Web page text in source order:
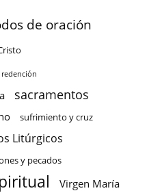
de oración
redención
sacramentos
sufrimiento y cruz
Litúrgicos
y pecados
Virgen María